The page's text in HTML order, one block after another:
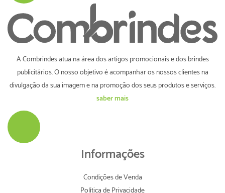
A Combrindes atua na área dos artigos promocionais e dos brindes
publicitários. O nosso objetivo é acompanhar os nossos clientes na
divulgação da sua imagem e na promoção dos seus produtos e serviços.
saber mais
Informações
Condições de Venda